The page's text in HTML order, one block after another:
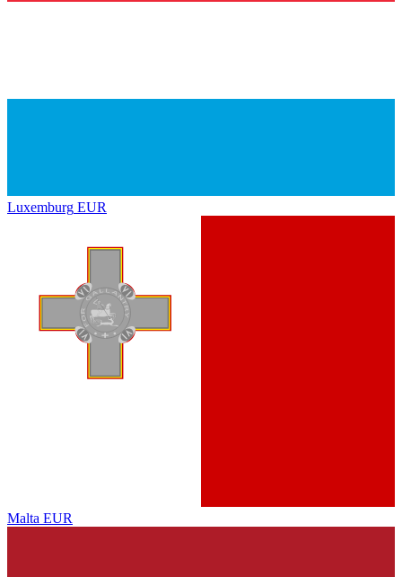
Luxemburg EUR
Malta EUR